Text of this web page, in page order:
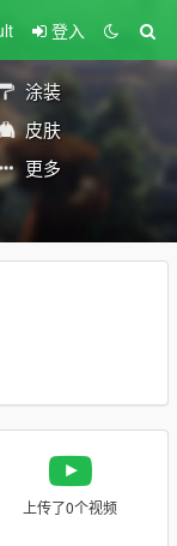
登入
涂装
皮肤
更多
上传了0个视频